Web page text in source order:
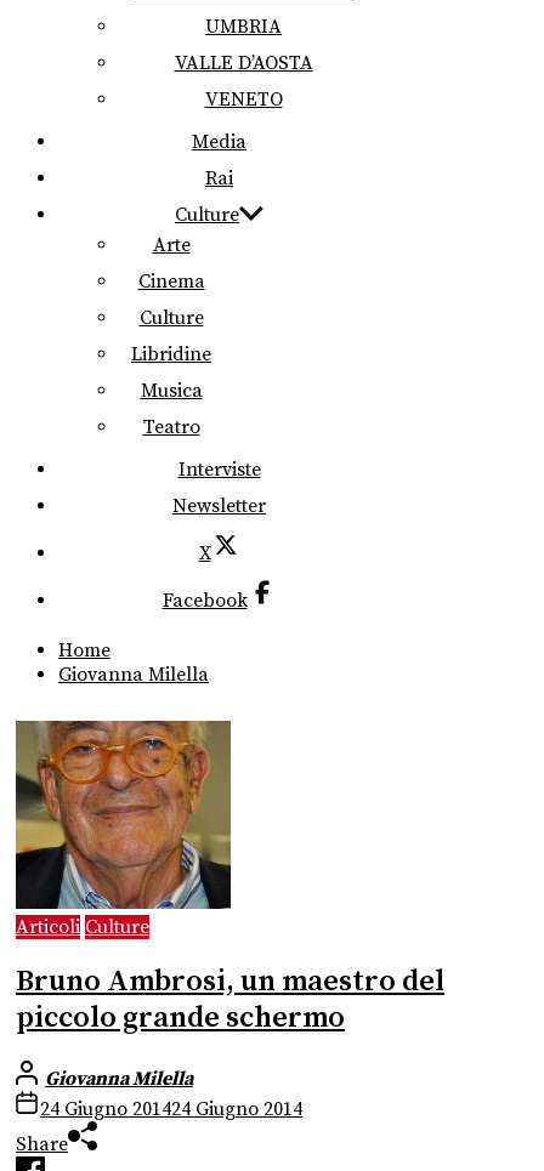
UMBRIA
VALLE D’AOSTA
VENETO
Media
Rai
Culture
Arte
Cinema
Culture
Libridine
Musica
Teatro
Interviste
Newsletter
X
Facebook
Home
Giovanna Milella
Articoli Culture
Bruno Ambrosi, un maestro del
piccolo grande schermo
Giovanna Milella
24 Giugno 201424 Giugno 2014
Share